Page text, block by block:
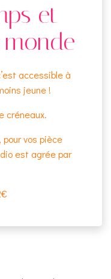
et
accessible à
jeune !
créneaux.
vos pièce
est agrée par